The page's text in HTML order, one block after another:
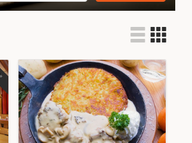
Mexikanisch
Spanisch